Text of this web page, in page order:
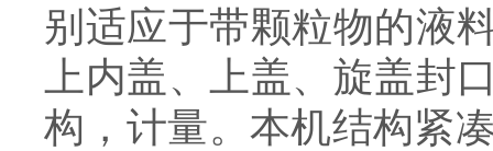
别适应于带颗粒物的液
上内盖、上盖、旋盖封
构，计量。本机结构紧